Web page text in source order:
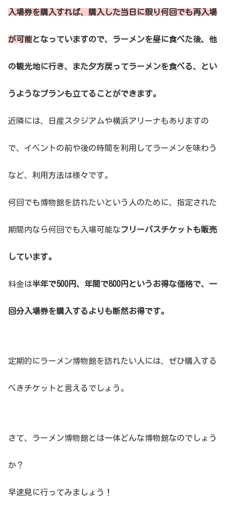
入場券を購入すれば、購入した当日に限り何回でも再入場
が可能となっていますので、ラーメンを昼に食べた後、他
の観光地に行き、また夕方戻ってラーメンを食べる、とい
うようなプランも立てることができます。
近隣には、日産スタジアムや横浜アリーナもありますの
で、イベントの前や後の時間を利用してラーメンを味わう
など、利用方法は様々です。
何回でも博物館を訪れたいという人のために、指定された
期間内なら何回でも入場可能なフリーパスチケットも販売
しています。
料金は半年で500円、年間で800円というお得な価格で、一
回分入場券を購入するよりも断然お得です。
定期的にラーメン博物館を訪れたい人には、ぜひ購入する
べきチケットと言えるでしょう。
さて、ラーメン博物館とは一体どんな博物館なのでしょう
か？
早速見に行ってみましょう！